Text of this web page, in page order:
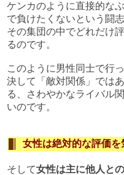
ケンカのように直接的な
で負けたくないという闘
その集団の中でどれだけ
るのです。
このように男性同士で行
決して「敵対関係」では
る、さわやかなライバル
いのです。
女性は絶対的な評価を
そして女性は主に他人と